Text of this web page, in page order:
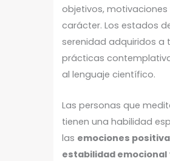
objetivos, motivaciones
carácter. Los estados
serenidad adquiridos a
prácticas
al lenguaje científico.
Las personas que
tienen una habilidad
las emociones
estabilidad emocional